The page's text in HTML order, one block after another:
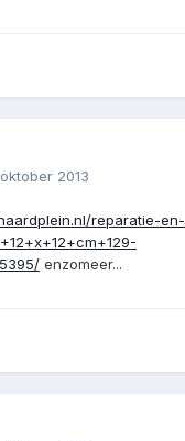
2013
reparatie-en-
enzomeer...